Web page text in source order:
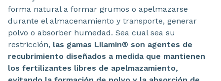
forma natural a formar grumos o apelmazarse
durante el almacenamiento y transporte, generar
polvo o absorber humedad. Sea cual sea su
restricción, las gamas Lilamin® son agentes de
recubrimiento diseñados a medida que mantienen
los fertilizantes libres de apelmazamiento,